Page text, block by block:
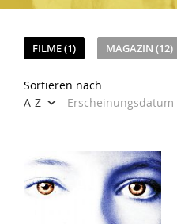
FILME (1) MAGAZIN (12)
Sortieren nach
A-Z
Erscheinungsdatum